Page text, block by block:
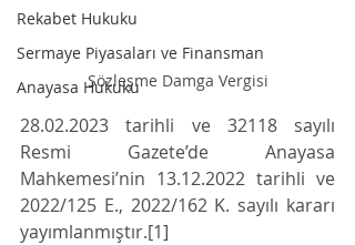
Rekabet Hukuku
Sermaye Piyasaları ve Finansman
Anayasa HukukuSözleşme Damga Vergisi
28.02.2023 tarihli ve 32118 sayılı
Resmi Gazete’de Anayasa
Mahkemesi’nin 13.12.2022 tarihli ve
2022/125 E., 2022/162 K. sayılı kararı
yayımlanmıştır.[1]